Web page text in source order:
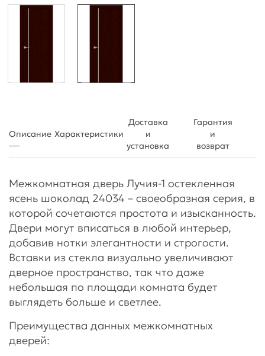
Описание Характеристики
Доставка
и
установка
Гарантия
и
возврат
Межкомнатная дверь Лучия-1 остекленная
ясень шоколад 24034 – своеобразная серия, в
которой сочетаются простота и изысканность.
Двери могут вписаться в любой интерьер,
добавив нотки элегантности и строгости.
Вставки из стекла визуально увеличивают
дверное пространство, так что даже
небольшая по площади комната будет
выглядеть больше и светлее.
Преимущества данных межкомнатных
дверей: